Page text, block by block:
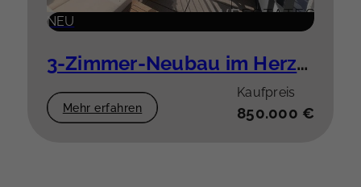
NEU
3-Zimmer-Neubau im Herzen der Stadt
Mehr erfahren
Kaufpreis
850.000 €